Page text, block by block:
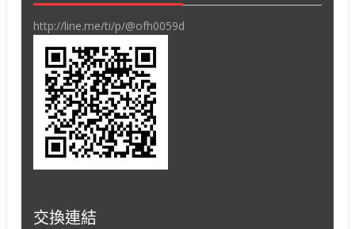
http://line.me/ti/p/@ofh0059d
交換連結